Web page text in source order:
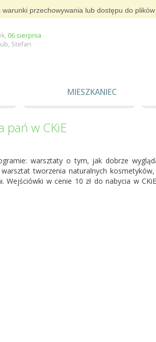
przechowywania lub dostępu do
06 sierpnia
Stefan
MIESZKANIEC
pań w CKiE
warsztaty o tym, jak dobrze
tworzenia naturalnych
w cenie 10 zł do nabycia w